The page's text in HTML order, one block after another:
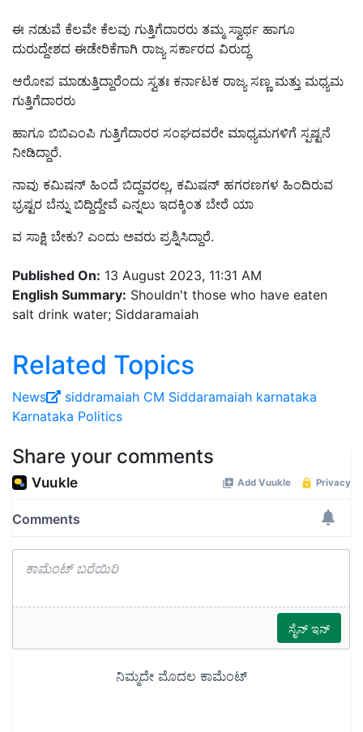
ಈ ನಡುವೆ ಕೆಲವೇ ಕೆಲವು ಗುತ್ತಿಗೆದಾರರು ತಮ್ಮ ಸ್ವಾರ್ಥ ಹಾಗೂ
ದುರುದ್ದೇಶದ ಈಡೇರಿಕೆಗಾಗಿ ರಾಜ್ಯ ಸರ್ಕಾರದ ವಿರುದ್ಧ
ಆರೋಪ ಮಾಡುತ್ತಿದ್ದಾರೆಂದು ಸ್ವತಃ ಕರ್ನಾಟಕ ರಾಜ್ಯ ಸಣ್ಣ ಮತ್ತು ಮಧ್ಯಮ
ಗುತ್ತಿಗೆದಾರರು
ಹಾಗೂ ಬಿಬಿಎಂಪಿ ಗುತ್ತಿಗೆದಾರರ ಸಂಘದವರೇ ಮಾಧ್ಯಮಗಳಿಗೆ ಸ್ಪಷ್ಟನೆ
ನೀಡಿದ್ದಾರೆ.
ನಾವು ಕಮಿಷನ್ ಹಿಂದೆ ಬಿದ್ದವರಲ್ಲ, ಕಮಿಷನ್ ಹಗರಣಗಳ ಹಿಂದಿರುವ
ಭ್ರಷ್ಟರ ಬೆನ್ನು ಬಿದ್ದಿದ್ದೇವೆ ಎನ್ನಲು ಇದಕ್ಕಿಂತ ಬೇರೆ ಯಾ
ವ ಸಾಕ್ಷಿ ಬೇಕು? ಎಂದು ಅವರು ಪ್ರಶ್ನಿಸಿದ್ದಾರೆ.
Published On: 13 August 2023, 11:31 AM
English Summary: Shouldn't those who have eaten
salt drink water; Siddaramaiah
Related Topics
News siddramaiah CM Siddaramaiah karnataka
Karnataka Politics
Share your comments